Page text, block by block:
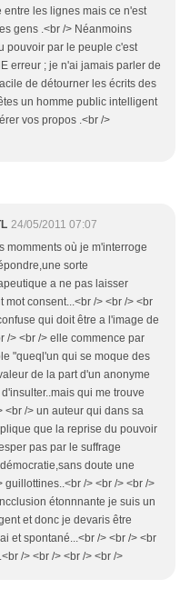
les lignes mais ce n'est
gens .<br /> Néanmoins
pouvoir par le peuple c'est
erreur ; je n'ai jamais parler de
de détourner les écrits des
un homme public intelligent
vos propos .<br />
24/05/2011 07:07
momments où je m'interroge
sorte
a ne pas laisser
mot consent...<br /> <br /> <br
qui doit être a l'image de
/> <br /> elle commence par
"queql'un qui se moque des
de la part d'un anonyme
qui me trouve
<br /> un auteur qui dans sa
que la reprise du pouvoir
pas par le suffrage
doute une
guillottines..<br /> <br /> <br />
étonnnante je suis un
et donc je devaris être
et spontané...<br /> <br /> <br
/> <br /> <br /> <br />